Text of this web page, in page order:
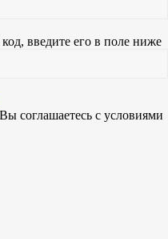
введите его в поле ниже
соглашаетесь c условиями